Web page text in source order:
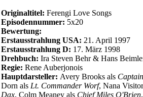
Originaltitel: Ferengi Love Songs
Episodennummer: 5x20
Bewertung:
Erstausstrahlung USA: 21. April 1997
Erstausstrahlung D: 17. März 1998
Drehbuch: Ira Steven Behr & Hans
Regie: Rene Auberjonois
Hauptdarsteller: Avery Brooks als
Dorn als Lt. Commander Worf, Nana
Dax, Colm Meaney als Chief Miles O'Brien